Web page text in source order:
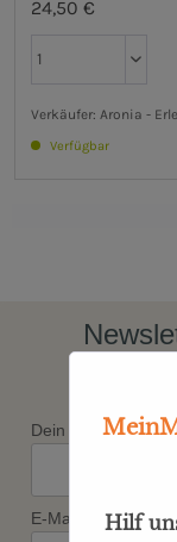
24,50 €
Verkäufer: Aronia -
Verfügbar
Dein Vorname*
E-Mail*
Hilf